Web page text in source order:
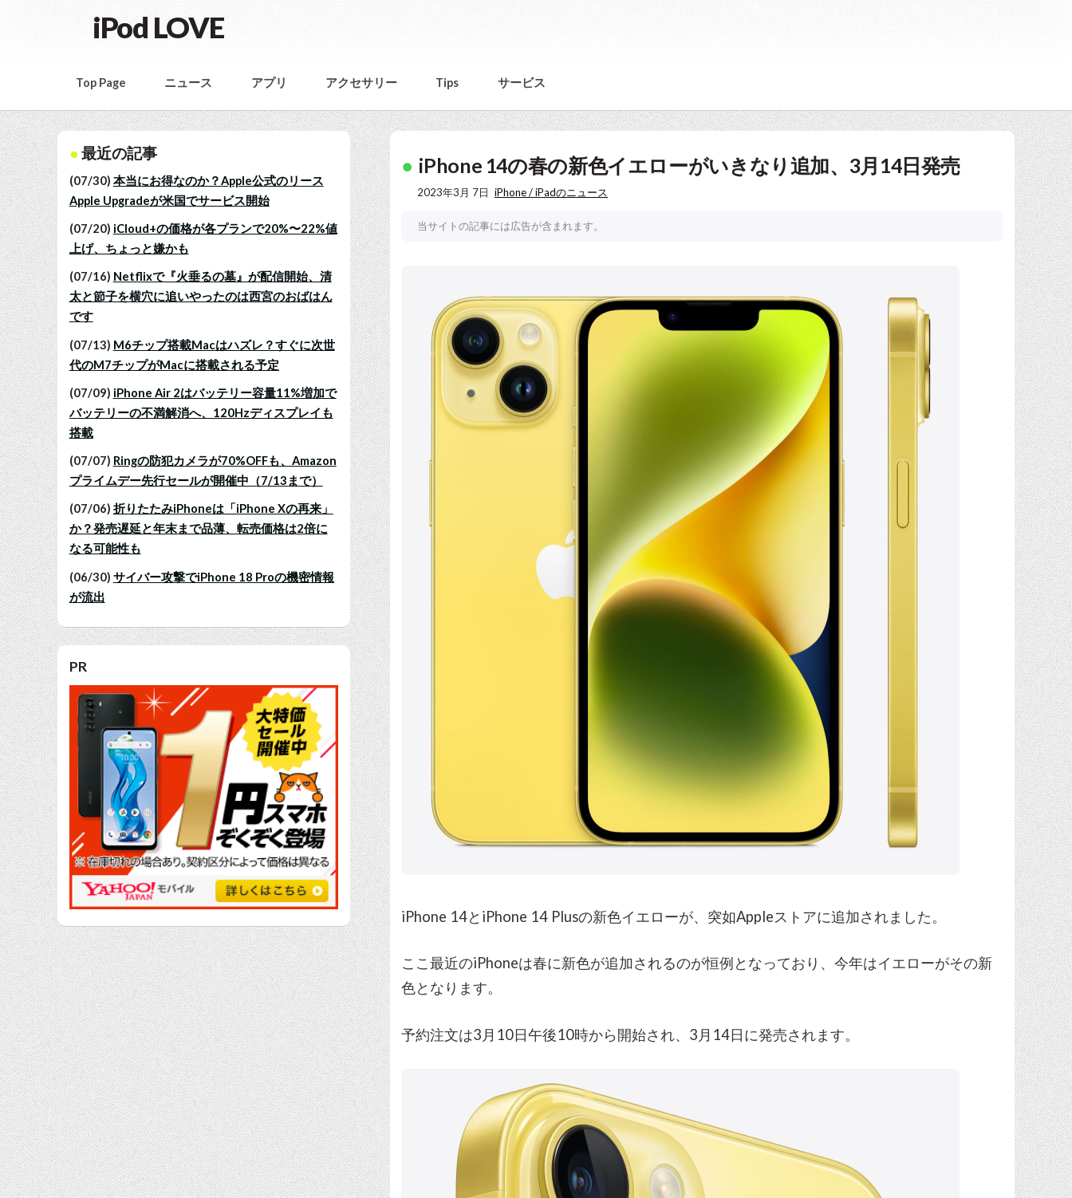
iPod LOVE
Top Page ニュース アプリ アクセサリー Tips サービス
最近の記事
(07/30) 本当にお得なのか？Apple公式のリース
Apple Upgradeが米国でサービス開始
(07/20) iCloud+の価格が各プランで20%〜22%値
上げ、ちょっと嫌かも
(07/16) Netflixで『火垂るの墓』が配信開始、清
太と節子を横穴に追いやったのは西宮のおばはん
です
(07/13) M6チップ搭載Macはハズレ？すぐに次世
代のM7チップがMacに搭載される予定
(07/09) iPhone Air 2はバッテリー容量11%増加で
バッテリーの不満解消へ、120Hzディスプレイも
搭載
(07/07) Ringの防犯カメラが70%OFFも、Amazon
プライムデー先行セールが開催中（7/13まで）
(07/06) 折りたたみiPhoneは「iPhone Xの再来」
か？発売遅延と年末まで品薄、転売価格は2倍に
なる可能性も
(06/30) サイバー攻撃でiPhone 18 Proの機密情報
が流出
PR
iPhone 14の春の新色イエローがいきなり追加、3月14日発売
2023年3月 7日 iPhone / iPadのニュース
当サイトの記事には広告が含まれます。
iPhone 14とiPhone 14 Plusの新色イエローが、突如Appleストアに追加されました。
ここ最近のiPhoneは春に新色が追加されるのが恒例となっており、今年はイエローがその新
色となります。
予約注文は3月10日午後10時から開始され、3月14日に発売されます。